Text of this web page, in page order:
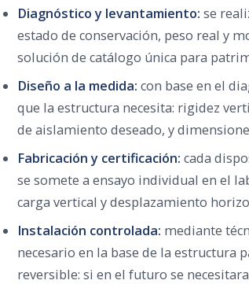
Diagnóstico y levantamiento: se
estado de conservación, peso real y
solución de catálogo única para
Diseño a la medida: con base en el
que la estructura necesita: rigidez
de aislamiento deseado, y
Fabricación y certificación: cada
se somete a ensayo individual en el
carga vertical y desplazamiento
Instalación controlada: mediante
necesario en la base de la estructura
reversible: si en el futuro se